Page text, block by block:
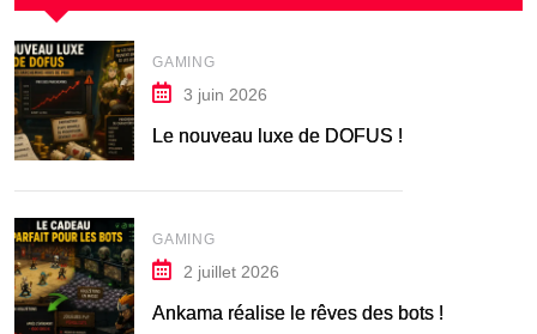
GAMING
3 juin 2026
Le nouveau luxe de DOFUS !
GAMING
2 juillet 2026
Ankama réalise le rêves des bots !